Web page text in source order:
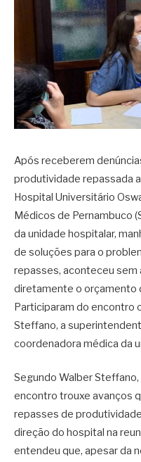
Após receberem
produtividade repassada
Hospital Universitário
Médicos de Pernambuco
da unidade hospitalar,
de soluções para o
repasses, aconteceu sem
diretamente o orçamento
Participaram do encontro
Steffano, a
coordenadora médica da
Segundo Walber
encontro trouxe avanços
repasses de
direção do hospital na
entendeu que, apesar da